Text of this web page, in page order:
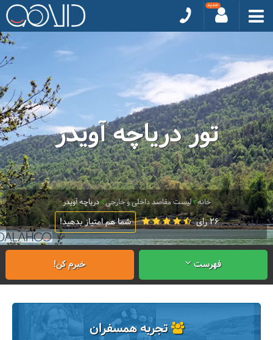
تور دریاچه آویدر
خانه لیست مقاصد داخلی و خارجی دریاچه آویدر
26 رای شما هم امتیاز بدهید!
فهرست خبرم کن!
تجربه همسفران